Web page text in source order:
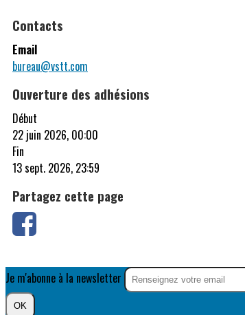
Contacts
Email
bureau@vstt.com
Ouverture des adhésions
Début
22 juin 2026, 00:00
Fin
13 sept. 2026, 23:59
Partagez cette page
Je m'abonne à la newsletter
OK